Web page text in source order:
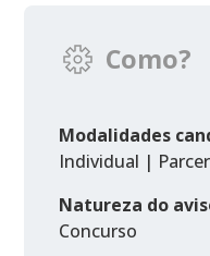
Como?
Modalidades
Individual |
Natureza do
Concurso